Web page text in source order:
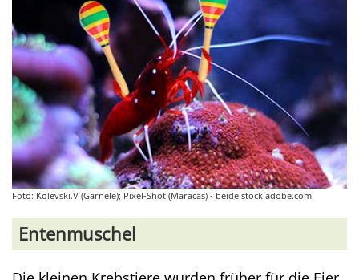
Foto: Kolevski.V (Garnele); Pixel-Shot (Maracas) - beide stock.adobe.com
Entenmuschel